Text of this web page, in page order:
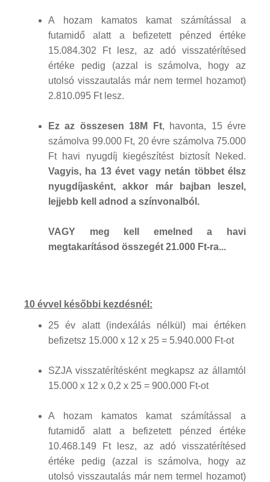
A hozam kamatos kamat számítással a
futamidő alatt a befizetett pénzed értéke
15.084.302 Ft lesz, az adó visszatérítésed
értéke pedig (azzal is számolva, hogy az
utolsó visszautalás már nem termel hozamot)
2.810.095 Ft lesz.
Ez az összesen 18M Ft, havonta, 15 évre
számolva 99.000 Ft, 20 évre számolva 75.000
Ft havi nyugdíj kiegészítést biztosít Neked.
Vagyis, ha 13 évet vagy netán többet élsz
nyugdíjasként, akkor már bajban leszel,
lejjebb kell adnod a színvonalból.
VAGY meg kell emelned a havi
megtakarításod összegét 21.000 Ft-ra...
10 évvel későbbi kezdésnél:
25 év alatt (indexálás nélkül) mai értéken
befizetsz 15.000 x 12 x 25 = 5.940.000 Ft-ot
SZJA visszatérítésként megkapsz az államtól
15.000 x 12 x 0,2 x 25 = 900.000 Ft-ot
A hozam kamatos kamat számítással a
futamidő alatt a befizetett pénzed értéke
10.468.149 Ft lesz, az adó visszatérítésed
értéke pedig (azzal is számolva, hogy az
utolsó visszautalás már nem termel hozamot)